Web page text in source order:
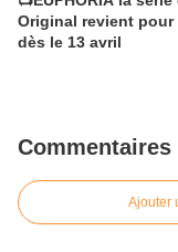
Original revient pour
dès le 13 avril
Commentaires
Ajouter